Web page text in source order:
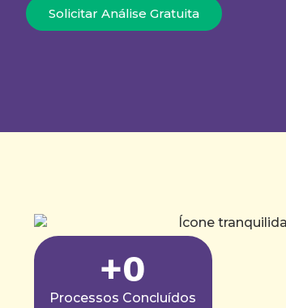
Solicitar Análise Gratuita
+0
Processos Concluídos